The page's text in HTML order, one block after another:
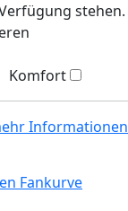
stehen.
Komfort
Informationen
Fankurve